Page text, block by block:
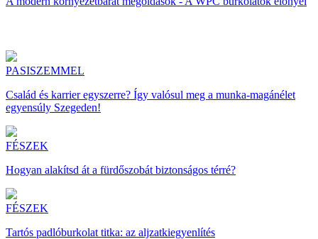
PASISZEMMEL
Család és karrier egyszerre? Így valósul meg a munka-magánélet
egyensúly Szegeden!
FÉSZEK
Hogyan alakítsd át a fürdőszobát biztonságos térré?
FÉSZEK
Tartós padlóburkolat titka: az aljzatkiegyenlítés